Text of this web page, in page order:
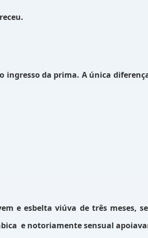
da prima. A única
e esbelta viúva de três meses,
e notoriamente sensual